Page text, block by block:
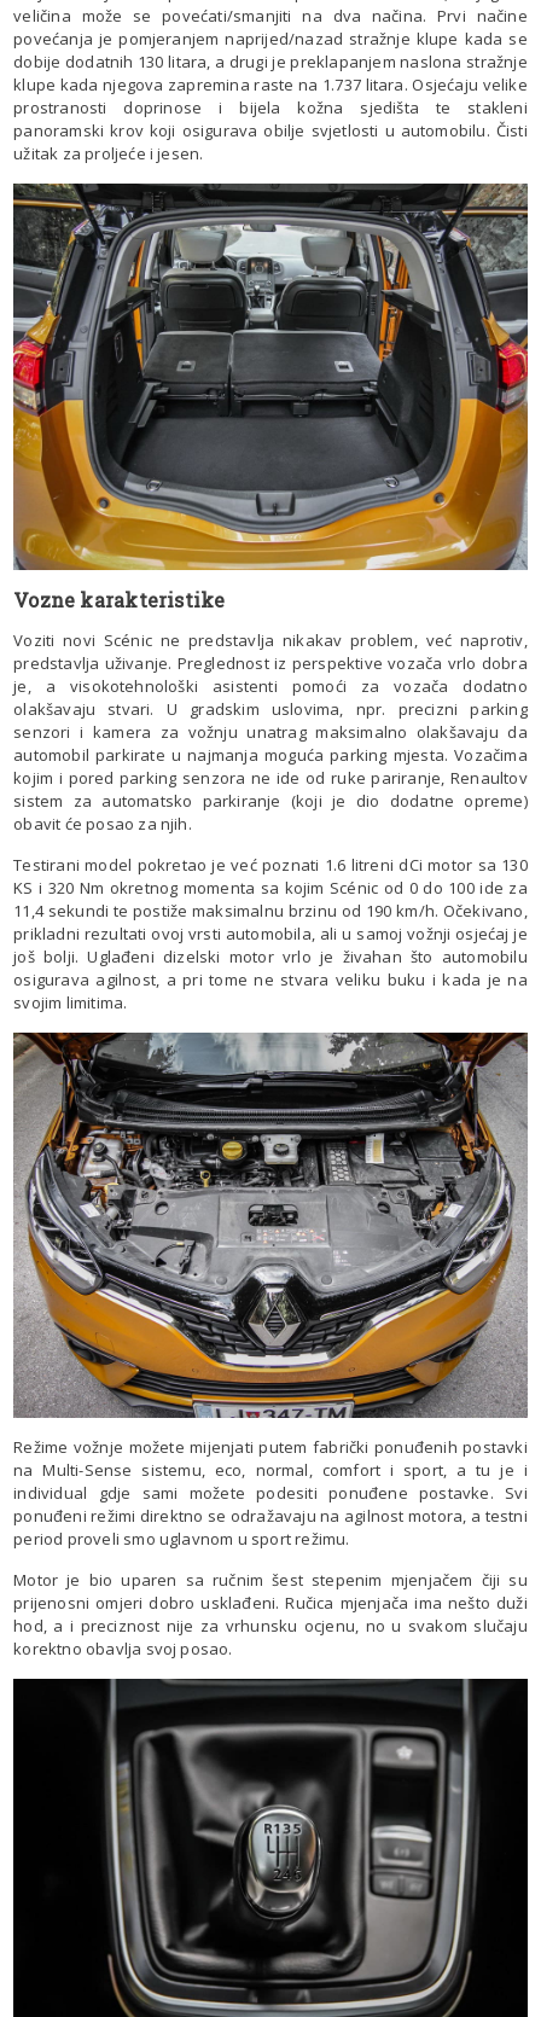
veličina može se povećati/smanjiti na dva načina. Prvi načine
povećanja je pomjeranjem naprijed/nazad stražnje klupe kada se
dobije dodatnih 130 litara, a drugi je preklapanjem naslona stražnje
klupe kada njegova zapremina raste na 1.737 litara. Osjećaju velike
prostranosti doprinose i bijela kožna sjedišta te stakleni
panoramski krov koji osigurava obilje svjetlosti u automobilu. Čisti
užitak za proljeće i jesen.
Vozne karakteristike
Voziti novi Scénic ne predstavlja nikakav problem, već naprotiv,
predstavlja uživanje. Preglednost iz perspektive vozača vrlo dobra
je, a visokotehnološki asistenti pomoći za vozača dodatno
olakšavaju stvari. U gradskim uslovima, npr. precizni parking
senzori i kamera za vožnju unatrag maksimalno olakšavaju da
automobil parkirate u najmanja moguća parking mjesta. Vozačima
kojim i pored parking senzora ne ide od ruke pariranje, Renaultov
sistem za automatsko parkiranje (koji je dio dodatne opreme)
obavit će posao za njih.
Testirani model pokretao je već poznati 1.6 litreni dCi motor sa 130
KS i 320 Nm okretnog momenta sa kojim Scénic od 0 do 100 ide za
11,4 sekundi te postiže maksimalnu brzinu od 190 km/h. Očekivano,
prikladni rezultati ovoj vrsti automobila, ali u samoj vožnji osjećaj je
još bolji. Uglađeni dizelski motor vrlo je živahan što automobilu
osigurava agilnost, a pri tome ne stvara veliku buku i kada je na
svojim limitima.
Režime vožnje možete mijenjati putem fabrički ponuđenih postavki
na Multi-Sense sistemu, eco, normal, comfort i sport, a tu je i
individual gdje sami možete podesiti ponuđene postavke. Svi
ponuđeni režimi direktno se odražavaju na agilnost motora, a testni
period proveli smo uglavnom u sport režimu.
Motor je bio uparen sa ručnim šest stepenim mjenjačem čiji su
prijenosni omjeri dobro usklađeni. Ručica mjenjača ima nešto duži
hod, a i preciznost nije za vrhunsku ocjenu, no u svakom slučaju
korektno obavlja svoj posao.